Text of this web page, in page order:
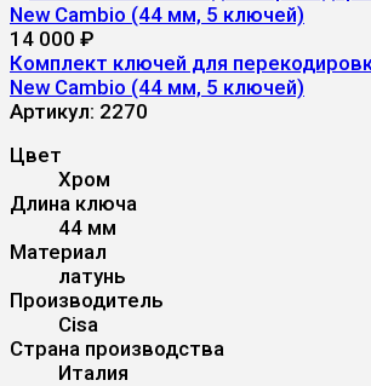
14 000 ₽
Комплект ключей для
New Cambio (44 мм, 5 ключей)
Артикул: 2270
Цвет
Хром
Длина ключа
44 мм
Материал
латунь
Производитель
Cisa
Страна производства
Италия